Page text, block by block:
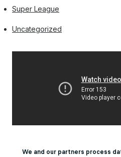
Super League
Uncategorized